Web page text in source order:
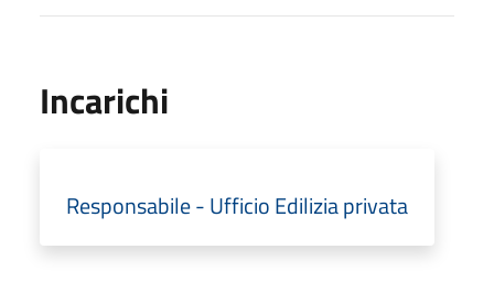
Incarichi
Responsabile - Ufficio Edilizia privata